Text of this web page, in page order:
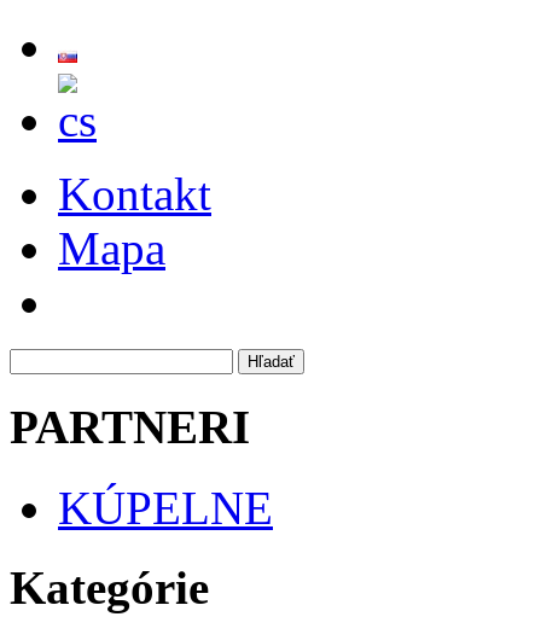
Kontakt
Mapa
PARTNERI
KÚPELNE
Kategórie